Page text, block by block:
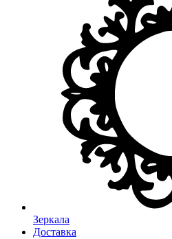
Зеркала
Доставка